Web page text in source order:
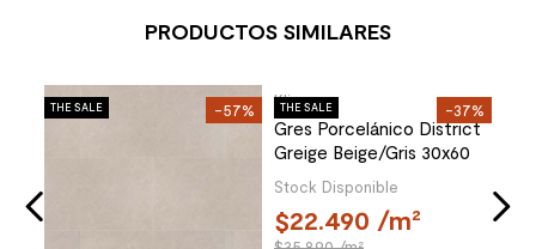
PRODUCTOS SIMILARES
THE SALE -57% THE SALE -37%